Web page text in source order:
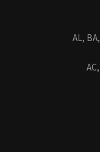
AL, BA,
AC,